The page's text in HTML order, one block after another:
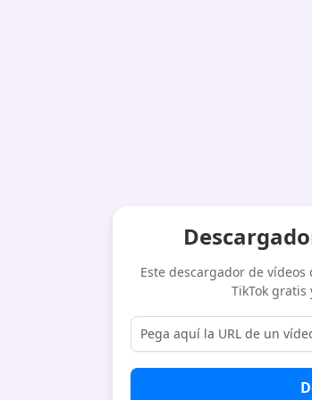
Este descargador de
TikTok gratis